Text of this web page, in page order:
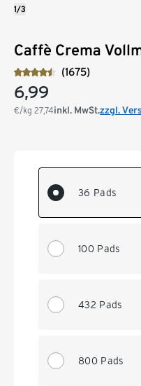
Caffè Crema
(1675)
6,99
€/kg 27,74inkl. MwSt.zzgl.
36 Pads
100 Pads
432 Pads
800 Pads
1/3